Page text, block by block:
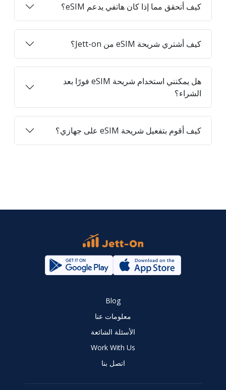
كيف أتحقق مما إذا كان هاتفي يدعم eSIM؟
كيف أشتري شريحة eSIM من Jett-on؟
هل يمكنني استخدام شريحة eSIM فورًا بعد
الشراء؟
كيف أقوم بتفعيل شريحة eSIM على جهازي؟
Blog
معلومات عنا
الأسئلة الشائعة
Work With Us
اتصل بنا